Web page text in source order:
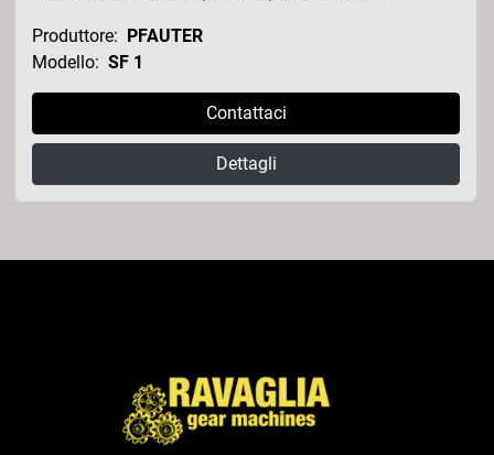
Produttore: PFAUTER
Modello: SF 1
Contattaci
Dettagli